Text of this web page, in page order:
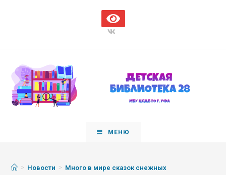
МЕНЮ
> Новости > Много в мире сказок снежных